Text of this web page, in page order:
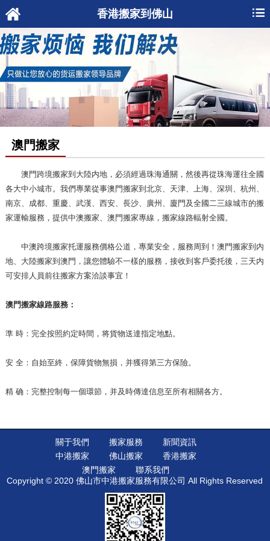
香港搬家到佛山
澳門搬家
澳門跨境搬家到大陸内地，必須經過珠海通關，然後再從珠海運往全國
各大中小城市。我們專業從事澳門搬家到北京、天津、上海、深圳、杭州、
南京、成都、重慶、武漢、西安、長沙、廣州、廈門及全國二三線城市的搬
家運輸服務，提供中澳搬家、澳門搬家專線，搬家線路輻射全國。
中澳跨境搬家托運服務價格公道，專業安全，服務周到！澳門搬家到内
地、大陸搬家到澳門，讓您體驗不一樣的服務，接收到客戶委托後，三天内
可安排人員前往搬家方案洽談事宜！
澳門搬家線路服務：
準 時：完全按照約定時間，将貨物送達指定地點。
安 全：自始至終，保障貨物無損，并獲得第三方保險。
精 确：完整控制每一個環節，并及時傳達信息至所有相關各方。
關于我們 搬家服務
新聞資訊
中港搬家
佛山搬家
香港搬家
澳門搬家
聯系我們
Copyright © 2020 佛山市中港搬家服務有限公司 All Rights Reserved